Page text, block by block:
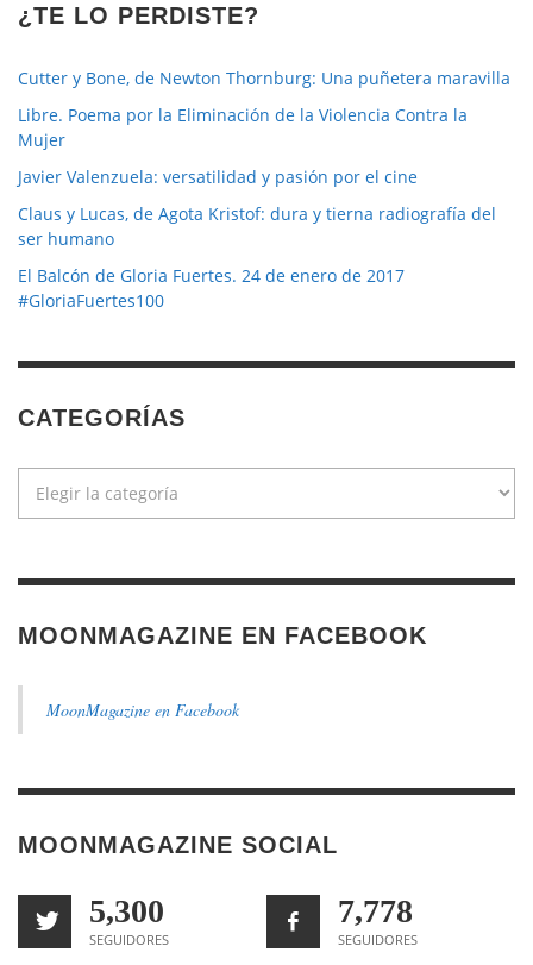
¿TE LO PERDISTE?
Cutter y Bone, de Newton Thornburg: Una puñetera maravilla
Libre. Poema por la Eliminación de la Violencia Contra la
Mujer
Javier Valenzuela: versatilidad y pasión por el cine
Claus y Lucas, de Agota Kristof: dura y tierna radiografía del
ser humano
El Balcón de Gloria Fuertes. 24 de enero de 2017
#GloriaFuertes100
CATEGORÍAS
MOONMAGAZINE EN FACEBOOK
MoonMagazine en Facebook
MOONMAGAZINE SOCIAL
5,300
SEGUIDORES
7,778
SEGUIDORES